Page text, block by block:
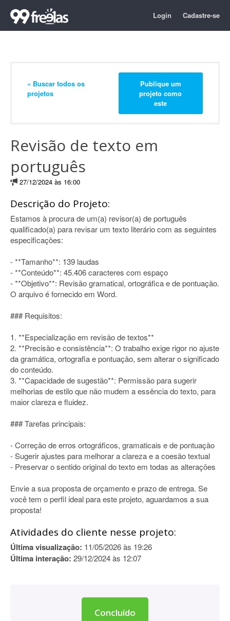
Login Cadastre-se
« Buscar todos os
projetos
Publique um
projeto como
este
Revisão de texto em
português
27/12/2024 às 16:00
Descrição do Projeto:
Estamos à procura de um(a) revisor(a) de português
qualificado(a) para revisar um texto literário com as seguintes
especificações:
- **Tamanho**: 139 laudas
- **Conteúdo**: 45.406 caracteres com espaço
- **Objetivo**: Revisão gramatical, ortográfica e de pontuação.
O arquivo é fornecido em Word.
### Requisitos:
1. **Especialização em revisão de textos**
2. **Precisão e consistência**: O trabalho exige rigor no ajuste
da gramática, ortografia e pontuação, sem alterar o significado
do conteúdo.
3. **Capacidade de sugestão**: Permissão para sugerir
melhorias de estilo que não mudem a essência do texto, para
maior clareza e fluidez.
### Tarefas principais:
- Correção de erros ortográficos, gramaticais e de pontuação
- Sugerir ajustes para melhorar a clareza e a coesão textual
- Preservar o sentido original do texto em todas as alterações
Envie a sua proposta de orçamento e prazo de entrega. Se
você tem o perfil ideal para este projeto, aguardamos a sua
proposta!
Atividades do cliente nesse projeto:
Última visualização: 11/05/2026 às 19:26
Última interação: 29/12/2024 às 12:07
Concluído